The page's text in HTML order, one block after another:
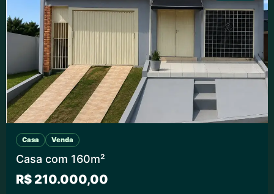
Casa Venda
Casa com 160m²
R$ 210.000,00